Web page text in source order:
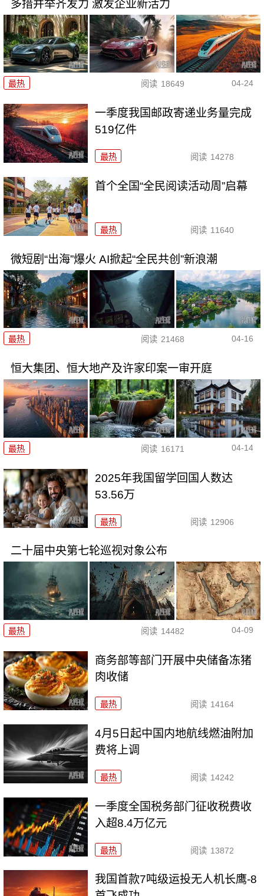
多措并举齐发力 激发企业新活力
最热 阅读 18649 04-24
一季度我国邮政寄递业务量完成
519亿件
最热 阅读 14278
首个全国“全民阅读活动周”启幕
最热 阅读 11640
微短剧“出海”爆火 AI掀起“全民共创”新浪潮
最热 阅读 21468 04-16
恒大集团、恒大地产及许家印案一审开庭
最热 阅读 16171 04-14
2025年我国留学回国人数达
53.56万
最热 阅读 12906
二十届中央第七轮巡视对象公布
最热 阅读 14482 04-09
商务部等部门开展中央储备冻猪
肉收储
最热 阅读 14164
4月5日起中国内地航线燃油附加
费将上调
最热 阅读 14242
一季度全国税务部门征收税费收
入超8.4万亿元
最热 阅读 13872
我国首款7吨级运投无人机长鹰-8